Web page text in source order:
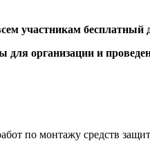
участникам бесплатный
для организации и
по монтажу средств